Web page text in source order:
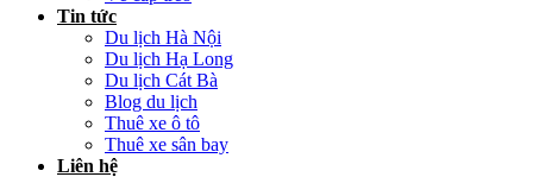
Tin tức
Du lịch Hà Nội
Du lịch Hạ Long
Du lịch Cát Bà
Blog du lịch
Thuê xe ô tô
Thuê xe sân bay
Liên hệ